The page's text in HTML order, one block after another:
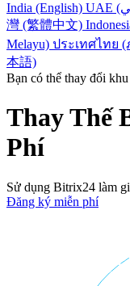
India (English)
灣 (繁體中文)
Melayu) ประเทศไทย
本語)
Bạn có thể thay đổi
Thay Thế
Phí
Sử dụng Bitrix24 làm
Đăng ký miễn phí